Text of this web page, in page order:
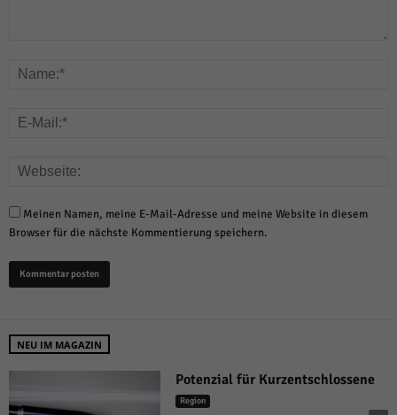
Meinen Namen, meine E-Mail-Adresse und meine Website in diesem
Browser für die nächste Kommentierung speichern.
NEU IM MAGAZIN
Potenzial für Kurzentschlossene
Region